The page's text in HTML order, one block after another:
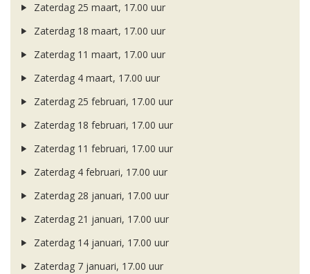
Zaterdag 25 maart, 17.00 uur
Zaterdag 18 maart, 17.00 uur
Zaterdag 11 maart, 17.00 uur
Zaterdag 4 maart, 17.00 uur
Zaterdag 25 februari, 17.00 uur
Zaterdag 18 februari, 17.00 uur
Zaterdag 11 februari, 17.00 uur
Zaterdag 4 februari, 17.00 uur
Zaterdag 28 januari, 17.00 uur
Zaterdag 21 januari, 17.00 uur
Zaterdag 14 januari, 17.00 uur
Zaterdag 7 januari, 17.00 uur